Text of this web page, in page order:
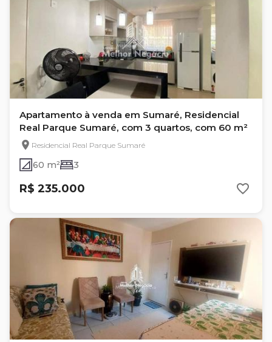
Apartamento à venda em Sumaré, Residencial
Real Parque Sumaré, com 3 quartos, com 60 m²
Residencial Real Parque Sumaré
60 m² 3
R$ 235.000